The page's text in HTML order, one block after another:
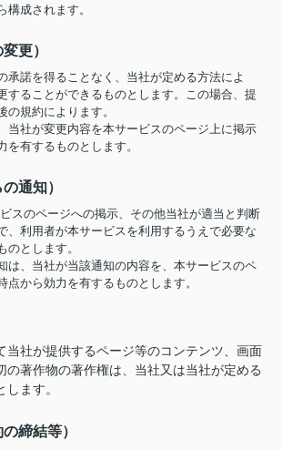
構成されます。
更）
承諾を得ることなく、当社が定める方法によ
することができるものとします。この場合、提
の規約によります。
当社が変更内容を本サービスのページ上に掲示
を有するものとします。
通知）
スのページへの掲示、その他当社が適当と判断
、利用者が本サービスを利用するうえで必要な
のとします。
は、当社が当該通知の内容を、本サービスのペ
点から効力を有するものとします。
当社が提供するページ等のコンテンツ、画面
の著作物の著作権は、当社又は当社が定める
ます。
締結等）